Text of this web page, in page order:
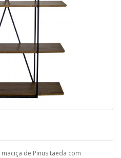
de Pinus taeda com